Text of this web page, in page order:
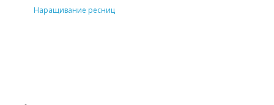
Наращивание ресниц